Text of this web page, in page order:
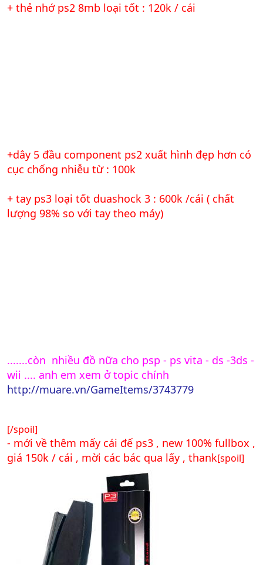
+ thẻ nhớ ps2 8mb loại tốt : 120k / cái
+dây 5 đầu component ps2 xuất hình đẹp hơn có
cục chống nhiễu từ : 100k
+ tay ps3 loại tốt duashock 3 : 600k /cái ( chất
lượng 98% so với tay theo máy)
.......còn nhiều đồ nữa cho psp - ps vita - ds -3ds -
wii .... anh em xem ở topic chính
http://muare.vn/GameItems/3743779
[/spoil]
- mới về thêm mấy cái đế ps3 , new 100% fullbox ,
giá 150k / cái , mời các bác qua lấy , thank[spoil]